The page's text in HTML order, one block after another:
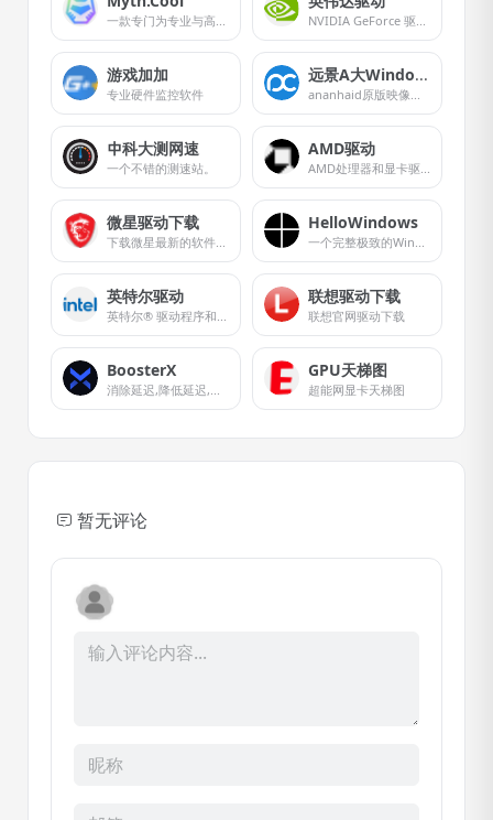
一款专门为专业与高端玩家而生的软件 NVIDIA GeForce 驱动程序官方提供下载最新版的 Geforce 驱动程序，可提升 PC 游戏体验和应用程序速度。
游戏加加
专业硬件监控软件
远景A大Windows 11原版集成映像
ananhaid原版映像集成补丁多版本镜像下载
中科大测网速
一个不错的测速站。
AMD驱动
AMD处理器和显卡驱动程序及支持
微星驱动下载
下载微星最新的软件、驱动程序、实用工具及程序
HelloWindows
一个完整极致的Windows纯净系统下载站，不夹带任何私货，系统全部来源于微软官方原版，本站只是收录官方发布的系统以及工具，方便大家下载，请放心使用。
英特尔驱动
英特尔® 驱动程序和支持
联想驱动下载
联想官网驱动下载
BoosterX
消除延迟,降低延迟,提高 FPS*
GPU天梯图
超能网显卡天梯图
暂无评论